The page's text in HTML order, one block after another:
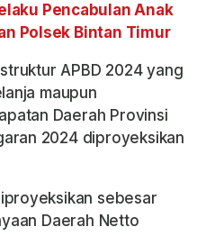
Pencabulan Anak
Polsek Bintan Timur
APBD 2024 yang
maupun
Daerah Provinsi
2024 diproyeksikan
sebesar
Daerah Netto